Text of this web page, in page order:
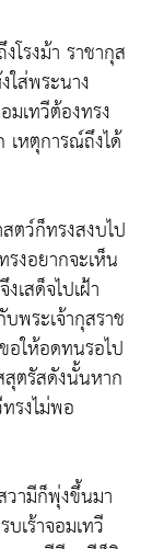
โรงม้า ราชากุส
ส่พระนาง
มเทวีต้องทรง
หตุการณ์ถึงได้
ตว์ก็ทรงสงบไป
งอยากจะเห็น
เสด็จไปเฝ้า
พระเจ้ากุสราช
อให้อดทนรอไป
ตรัสดังนั้นหาก
รงไม่พอ
ามีก็พุ่งขึ้นมา
เร้าจอมเทวี